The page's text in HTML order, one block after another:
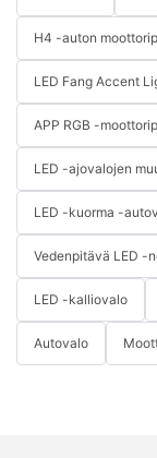
H4 -auton
LED Fang Accent
APP RGB -
LED -ajovalojen
LED -kuorma -
Vedenpitävä LED -
LED -kalliovalo
Autovalo